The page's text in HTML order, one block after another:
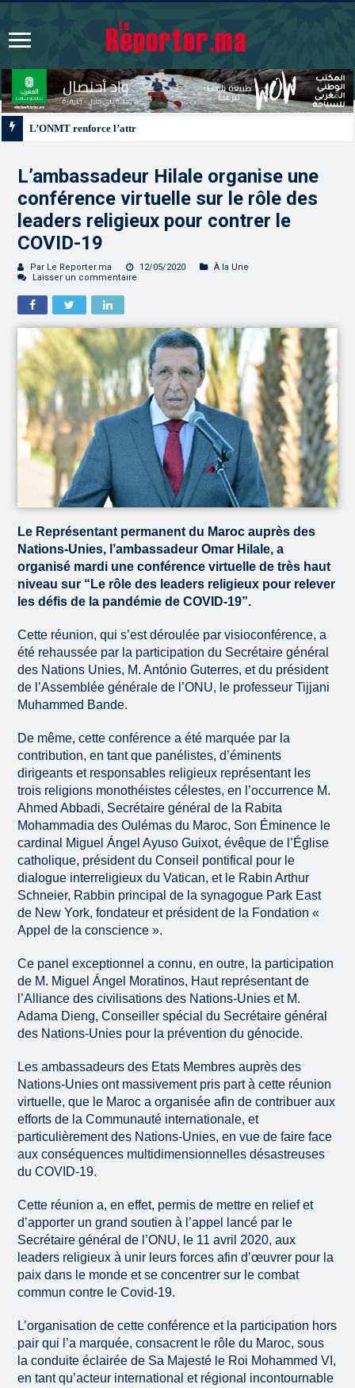
L’ambassadeur Hilale organise une
conférence virtuelle sur le rôle des
leaders religieux pour contrer le
COVID-19
Par Le Reporter.ma 12/05/2020
À la Une
Laisser un commentaire
Le Représentant permanent du Maroc auprès des
Nations-Unies, l’ambassadeur Omar Hilale, a
organisé mardi une conférence virtuelle de très haut
niveau sur “Le rôle des leaders religieux pour relever
les défis de la pandémie de COVID-19”.
Cette réunion, qui s’est déroulée par visioconférence, a
été rehaussée par la participation du Secrétaire général
des Nations Unies, M. António Guterres, et du président
de l’Assemblée générale de l’ONU, le professeur Tijjani
Muhammed Bande.
De même, cette conférence a été marquée par la
contribution, en tant que panélistes, d’éminents
dirigeants et responsables religieux représentant les
trois religions monothéistes célestes, en l’occurrence M.
Ahmed Abbadi, Secrétaire général de la Rabita
Mohammadia des Oulémas du Maroc, Son Éminence le
cardinal Miguel Ángel Ayuso Guixot, évêque de l’Église
catholique, président du Conseil pontifical pour le
dialogue interreligieux du Vatican, et le Rabin Arthur
Schneier, Rabbin principal de la synagogue Park East
de New York, fondateur et président de la Fondation «
Appel de la conscience ».
Ce panel exceptionnel a connu, en outre, la participation
de M. Miguel Ángel Moratinos, Haut représentant de
l’Alliance des civilisations des Nations-Unies et M.
Adama Dieng, Conseiller spécial du Secrétaire général
des Nations-Unies pour la prévention du génocide.
Les ambassadeurs des Etats Membres auprès des
Nations-Unies ont massivement pris part à cette réunion
virtuelle, que le Maroc a organisée afin de contribuer aux
efforts de la Communauté internationale, et
particulièrement des Nations-Unies, en vue de faire face
aux conséquences multidimensionnelles désastreuses
du COVID-19.
Cette réunion a, en effet, permis de mettre en relief et
d’apporter un grand soutien à l’appel lancé par le
Secrétaire général de l’ONU, le 11 avril 2020, aux
leaders religieux à unir leurs forces afin d’œuvrer pour la
paix dans le monde et se concentrer sur le combat
commun contre le Covid-19.
L’organisation de cette conférence et la participation hors
pair qui l’a marquée, consacrent le rôle du Maroc, sous
la conduite éclairée de Sa Majesté le Roi Mohammed VI,
en tant qu’acteur international et régional incontournable